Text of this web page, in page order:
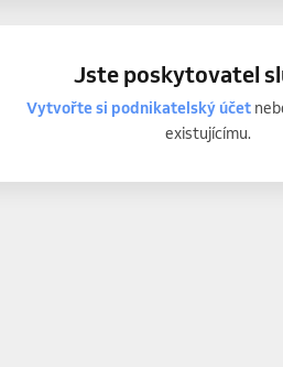
Jste poskytovatel
Vytvořte si podnikatelský účet
existujícímu.